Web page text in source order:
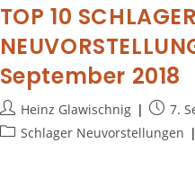
TOP 10 SCHLAGER
September 2018
Heinz Glawischnig
7.
Schlager Neuvorstellungen